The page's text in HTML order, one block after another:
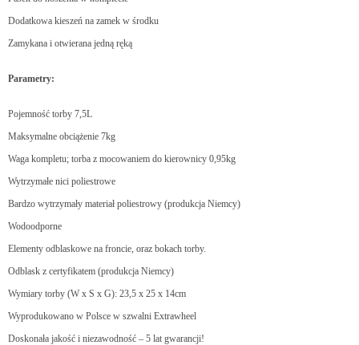
Dodatkowa kieszeń na zamek w środku
Zamykana i otwierana jedną ręką
Parametry:
Pojemność torby 7,5L
Maksymalne obciążenie 7kg
Waga kompletu; torba z mocowaniem do kierownicy 0,95kg
Wytrzymałe nici poliestrowe
Bardzo wytrzymały materiał poliestrowy (produkcja Niemcy)
Wodoodporne
Elementy odblaskowe na froncie, oraz bokach torby.
Odblask z certyfikatem (produkcja Niemcy)
Wymiary torby (W x S x G): 23,5 x 25 x 14cm
Wyprodukowano w Polsce w szwalni Extrawheel
Doskonała jakość i niezawodność – 5 lat gwarancji!